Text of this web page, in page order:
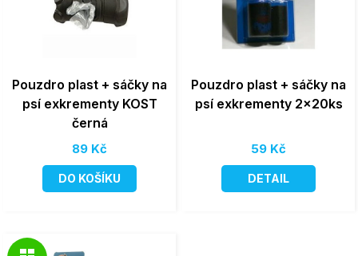
Pouzdro plast + sáčky na
psí exkrementy KOST
černá
89 Kč
DO KOŠÍKU
Pouzdro plast + sáčky na
psí exkrementy 2x20ks
59 Kč
DETAIL